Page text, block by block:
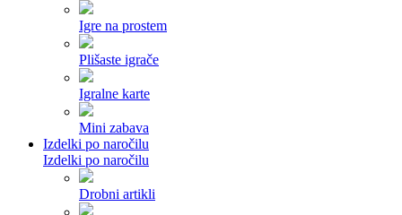
Igre na prostem
Plišaste igrače
Igralne karte
Mini zabava
Izdelki po naročilu
Izdelki po naročilu
Drobni artikli